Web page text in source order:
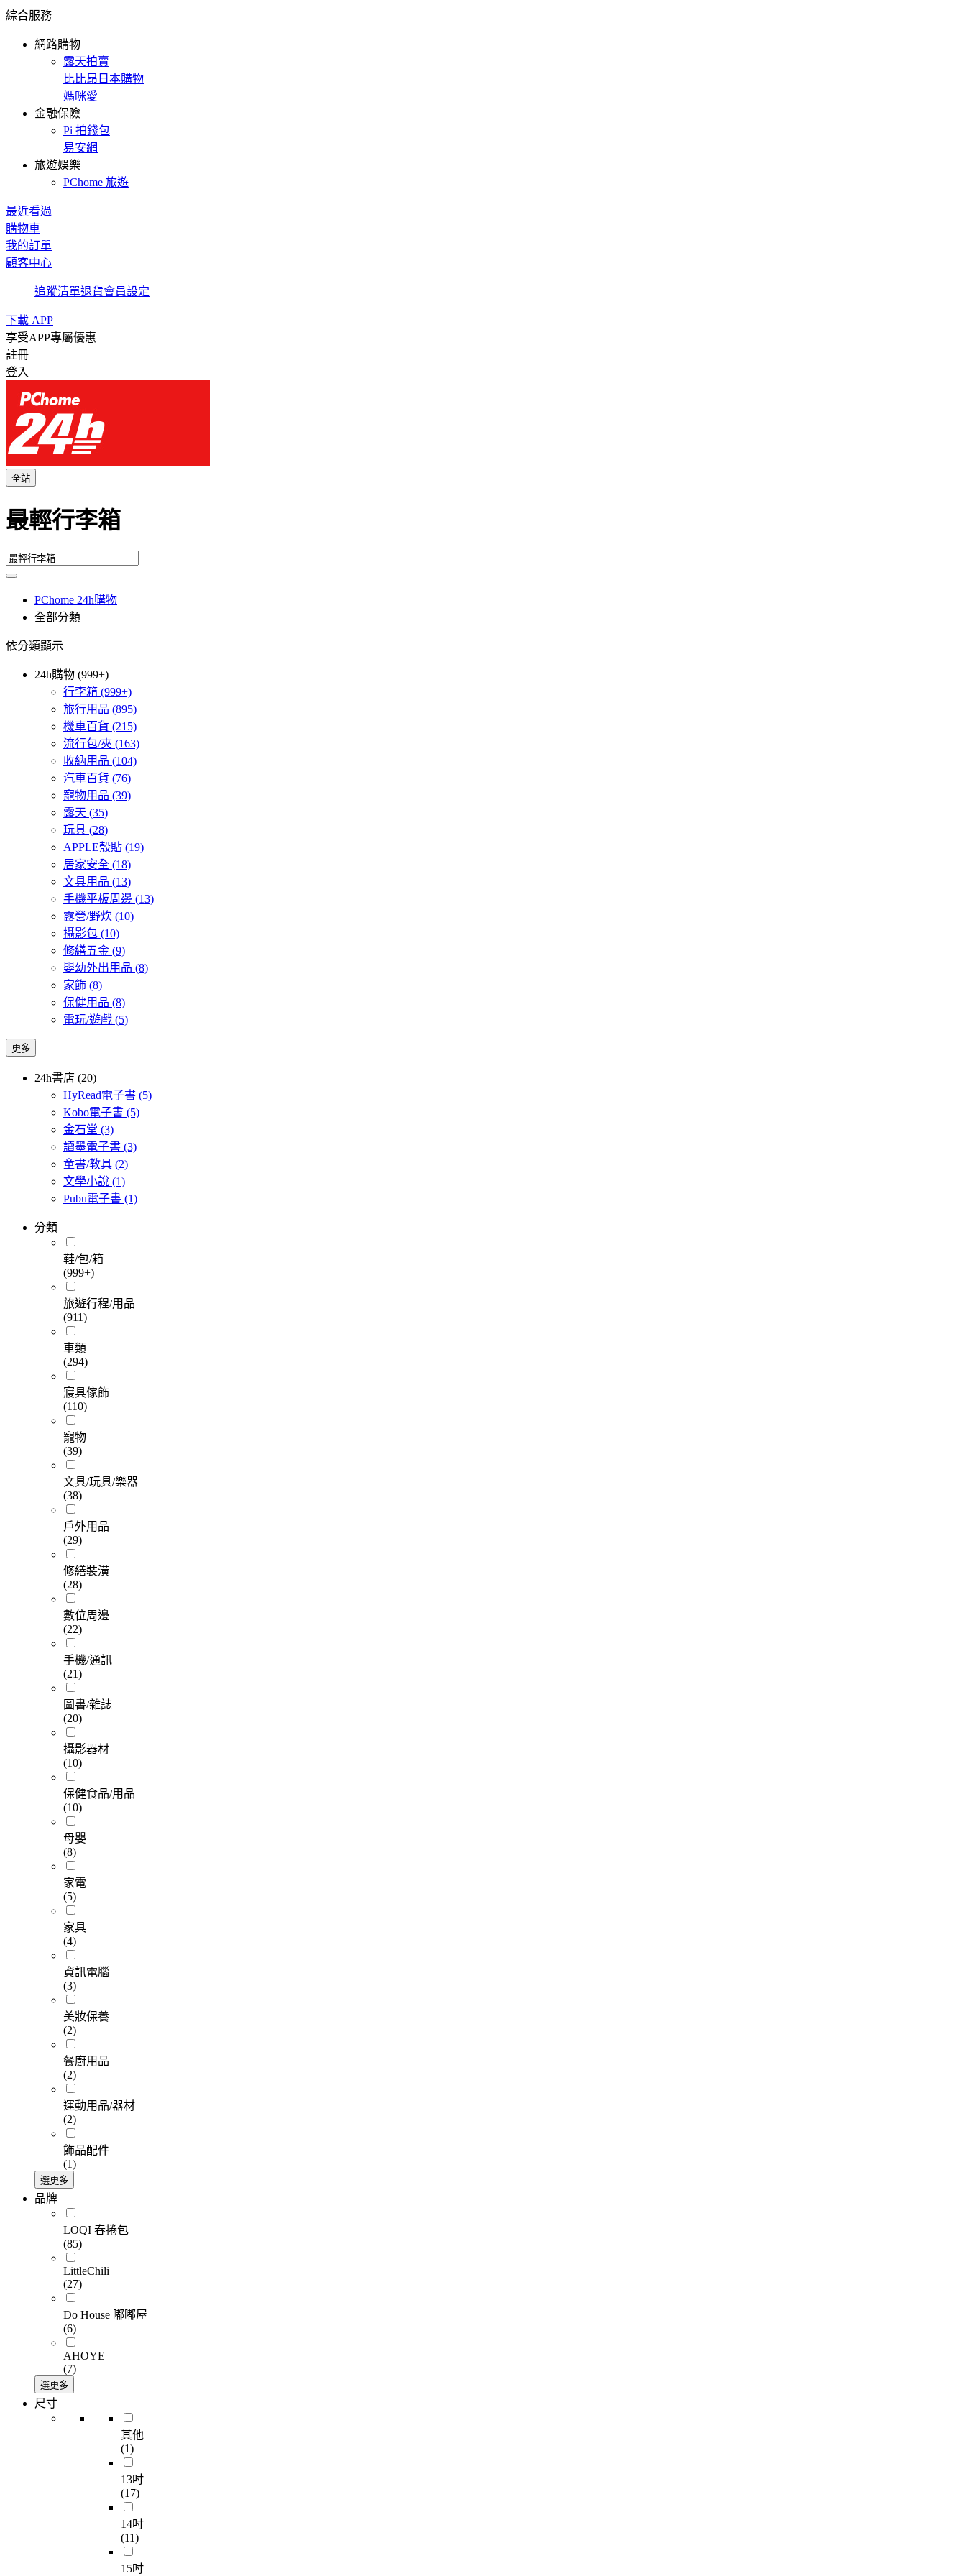
綜合服務
網路購物
露天拍賣
比比昂日本購物
媽咪愛
金融保險
Pi 拍錢包
易安網
旅遊娛樂
PChome 旅遊
最近看過
購物車
我的訂單
顧客中心
追蹤清單退貨會員設定
下載 APP
享受APP專屬優惠
註冊
登入
全站
最輕行李箱
PChome 24h購物
全部分類
依分類顯示
24h購物 (999+)
行李箱 (999+)
旅行用品 (895)
機車百貨 (215)
流行包/夾 (163)
收納用品 (104)
汽車百貨 (76)
寵物用品 (39)
露天 (35)
玩具 (28)
APPLE殼貼 (19)
居家安全 (18)
文具用品 (13)
手機平板周邊 (13)
露營/野炊 (10)
攝影包 (10)
修繕五金 (9)
嬰幼外出用品 (8)
家飾 (8)
保健用品 (8)
電玩/遊戲 (5)
更多
24h書店 (20)
HyRead電子書 (5)
Kobo電子書 (5)
金石堂 (3)
讀墨電子書 (3)
童書/教具 (2)
文學小說 (1)
Pubu電子書 (1)
分類
鞋/包/箱
(999+)
旅遊行程/用品
(911)
車類
(294)
寢具傢飾
(110)
寵物
(39)
文具/玩具/樂器
(38)
戶外用品
(29)
修繕裝潢
(28)
數位周邊
(22)
手機/通訊
(21)
圖書/雜誌
(20)
攝影器材
(10)
保健食品/用品
(10)
母嬰
(8)
家電
(5)
家具
(4)
資訊電腦
(3)
美妝保養
(2)
餐廚用品
(2)
運動用品/器材
(2)
飾品配件
(1)
選更多
品牌
LOQI 春捲包
(85)
LittleChili
(27)
Do House 嘟嘟屋
(6)
AHOYE
(7)
選更多
尺寸
其他
(1)
13吋
(17)
14吋
(11)
15吋